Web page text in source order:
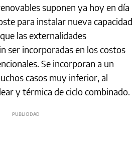
suponen ya hoy en día
para instalar nueva capacidad
las externalidades
ser incorporadas en los costos
Se incorporan a un
casos muy inferior, al
y térmica de ciclo combinado.